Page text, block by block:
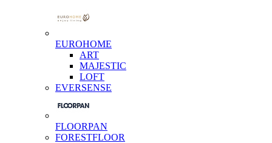
EUROHOME
ART
MAJESTIC
LOFT
EVERSENSE
FLOORPAN
FORESTFLOOR